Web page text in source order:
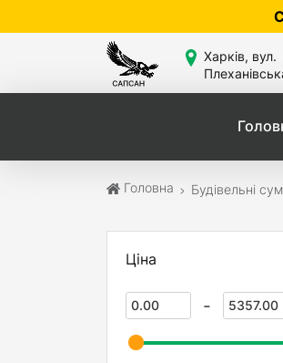
Сайт знаходиться
Харків, вул.
Головна Будівельні
Ціна
-